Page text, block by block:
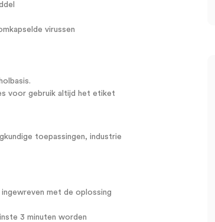
virussen
voor gebruik altijd het etiket
toepassingen, industrie
met de oplossing
3 minuten worden